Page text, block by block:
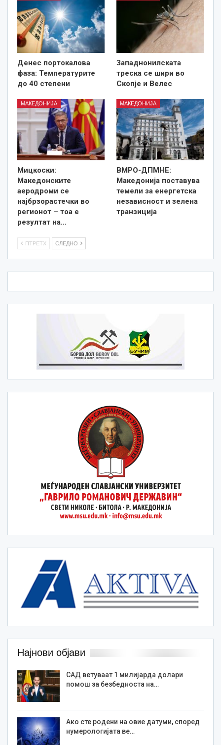
Денес портокалова
фаза: Температурите
до 40 степени
Западнонилската
треска се шири во
Скопје и Велес
МАКЕДОНИЈА
Мицкоски:
Македонските
аеродроми се
најбрзорастечки во
регионот – тоа е
резултат на…
МАКЕДОНИЈА
ВМРО-ДПМНЕ:
Македонија поставува
темели за енергетска
независност и зелена
транзиција
ПТРЕТХ СЛЕДНО
Најнови објави
САД ветуваат 1 милијарда долари
помош за безбедноста на…
Ако сте родени на овие датуми, според
нумерологијата ве…